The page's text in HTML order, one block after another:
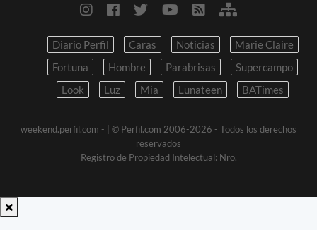
Diario Perfil Caras Noticias
Marie Claire
Fortuna
Hombre Parabrisas
Supercampo
Look
Luz Mia Lunateen BATimes
weekend.perfil.com -
| © Perfil.com 2006-2026 - Todos los derechos
reservados
Registro de Propiedad Intelectual: Nro.